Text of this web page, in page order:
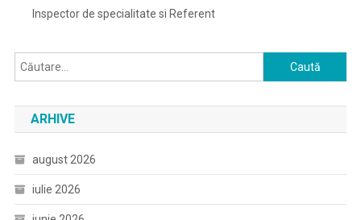
Inspector de specialitate si Referent
Caută
după:
ARHIVE
august 2026
iulie 2026